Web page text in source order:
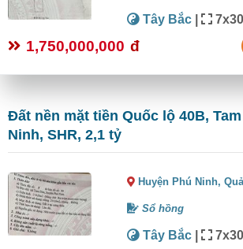
Tây Bắc |
1,750,000,000 đ
Đất nền mặt tiền Quốc lộ 40B,
Ninh, SHR, 2,1 tỷ
Huyện Phú Ninh,
Sổ hồng
Tây Bắc |